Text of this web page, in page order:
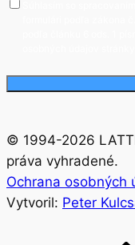
© 1994-2026
práva vyhradené.
Ochrana osobných
Vytvoril: Peter